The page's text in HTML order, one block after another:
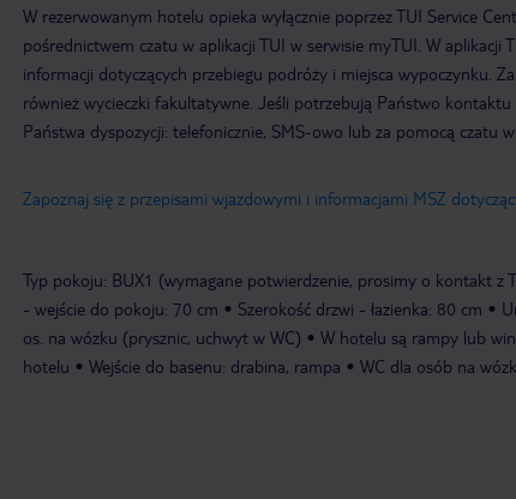
W rezerwowanym hotelu opieka wyłącznie poprzez TUI Service
pośrednictwem czatu w aplikacji TUI w serwisie myTUI. W
informacji dotyczących przebiegu podróży i miejsca wypoczynku.
również wycieczki fakultatywne. Jeśli potrzebują Państwo
Państwa dyspozycji: telefonicznie, SMS-owo lub za pomocą czatu w
Zapoznaj się z przepisami wjazdowymi i informacjami MSZ
Typ pokoju: BUX1 (wymagane potwierdzenie, prosimy o kontakt z
- wejście do pokoju: 70 cm
Szerokość drzwi - łazienka: 80 cm
os. na wózku (prysznic, uchwyt w WC)
W hotelu są rampy lub
hotelu
Wejście do basenu: drabina, rampa WC dla osób na